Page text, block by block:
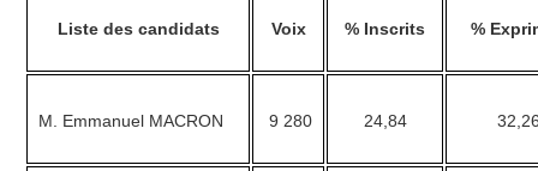
Liste des candidats Voix % Inscrits %
M. Emmanuel MACRON 9 280 24,84